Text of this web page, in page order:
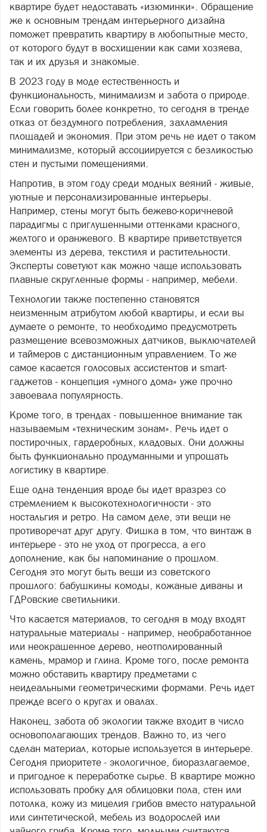
квартире будет недоставать «изюминки». Обращение
же к основным трендам интерьерного дизайна
поможет превратить квартиру в любопытные место,
от которого будут в восхищении как сами хозяева,
так и их друзья и знакомые.
В 2023 году в моде естественность и
функциональность, минимализм и забота о природе.
Если говорить более конкретно, то сегодня в тренде
отказ от бездумного потребления, захламления
площадей и экономия. При этом речь не идет о таком
минимализме, который ассоциируется с безликостью
стен и пустыми помещениями.
Напротив, в этом году среди модных веяний - живые,
уютные и персонализированные интерьеры.
Например, стены могут быть бежево-коричневой
парадигмы с приглушенными оттенками красного,
желтого и оранжевого. В квартире приветствуется
элементы из дерева, текстиля и растительности.
Эксперты советуют как можно чаще использовать
плавные скругленные формы - например, мебели.
Технологии также постепенно становятся
неизменным атрибутом любой квартиры, и если вы
думаете о ремонте, то необходимо предусмотреть
размещение всевозможных датчиков, выключателей
и таймеров с дистанционным управлением. То же
самое касается голосовых ассистентов и smart-
гаджетов - концепция «умного дома» уже прочно
завоевала популярность.
Кроме того, в трендах - повышенное внимание так
называемым «техническим зонам». Речь идет о
постирочных, гардеробных, кладовых. Они должны
быть функционально продуманными и упрощать
логистику в квартире.
Еще одна тенденция вроде бы идет вразрез со
стремлением к высокотехнологичности - это
ностальгия и ретро. На самом деле, эти вещи не
противоречат друг другу. Фишка в том, что винтаж в
интерьере - это не уход от прогресса, а его
дополнение, как бы напоминание о прошлом.
Сегодня это могут быть вещи из советского
прошлого: бабушкины комоды, кожаные диваны и
ГДРовские светильники.
Что касается материалов, то сегодня в моду входят
натуральные материалы - например, необработанное
или неокрашенное дерево, неотполированный
камень, мрамор и глина. Кроме того, после ремонта
можно обставить квартиру предметами с
неидеальными геометрическими формами. Речь идет
прежде всего о кругах и овалах.
Наконец, забота об экологии также входит в число
основополагающих трендов. Важно то, из чего
сделан материал, которые используется в интерьере.
Сегодня приоритете - экологичное, биоразлагаемое,
и пригодное к переработке сырье. В квартире можно
использовать пробку для облицовки пола, стен или
потолка, кожу из мицелия грибов вместо натуральной
или синтетической, мебель из водорослей или